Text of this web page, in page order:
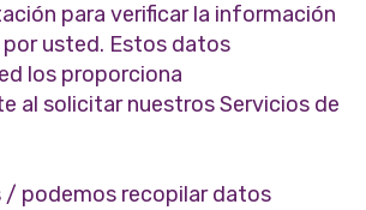
para verificar la información
usted. Estos datos
los proporciona
al solicitar nuestros Servicios de
/ podemos recopilar datos